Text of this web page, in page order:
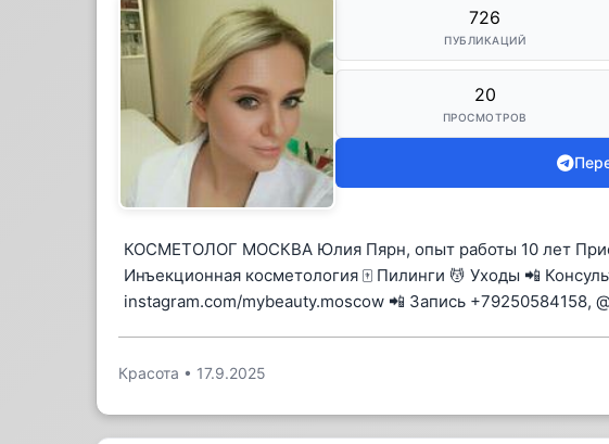
726
ПУБЛИКАЦИЙ
20
ПРОСМОТРОВ
КОСМЕТОЛОГ МОСКВА Юлия Пярн, опыт работы 10 лет
Инъекционная косметология 🀄 Пилинги 💆 Уходы 📲
instagram.com/mybeauty.moscow 📲 Запись +79250584158,
Красота • 17.9.2025